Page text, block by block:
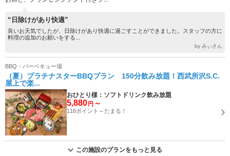
“日除けがあり快適”
良いお天気でしたが、日除けがあり快適に過ごすことができました。スタッフの方に
料理の追加のお願いをする...
by みぃさん
BBQ・バーベキュー場
（夏）プラチナスターBBQプラン 150分飲み放題！西武所沢S.C.
屋上で楽...
おひとり様：ソフトドリンク飲み放題
5,880 円 ～
116ポイント～たまる！
この施設のプランをもっと見る